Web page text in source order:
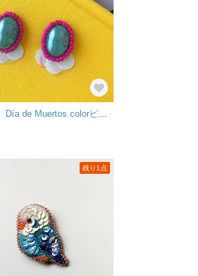
【再販】Día de Muertos colorピアス~green cabochon~
残り1点